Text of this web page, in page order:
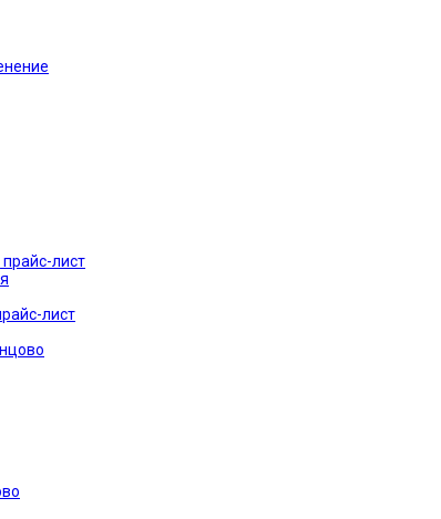
лист
лист